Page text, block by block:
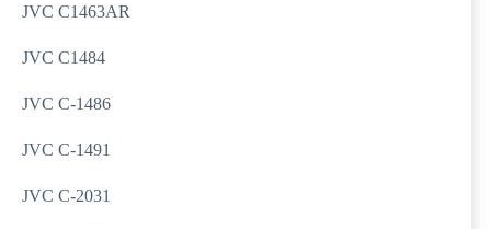
JVC C1463AR
JVC C1484
JVC C-1486
JVC C-1491
JVC C-2031